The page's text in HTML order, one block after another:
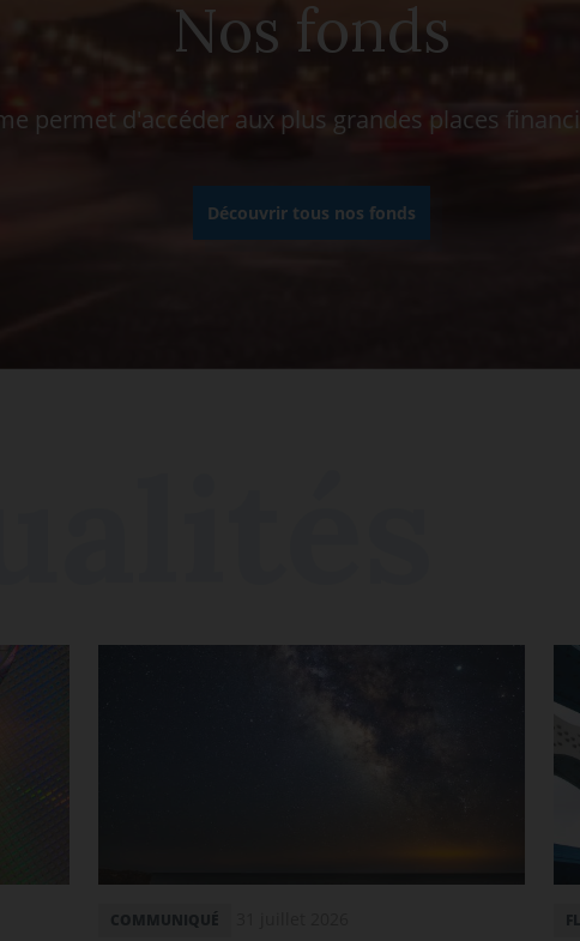
Nos fonds
permet d'accéder aux plus grandes places
Découvrir tous nos fonds